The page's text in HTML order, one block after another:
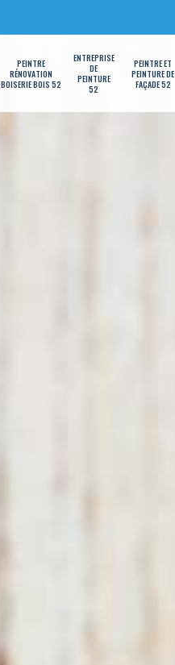
PEINTRE
RÉNOVATION
BOISERIE BOIS 52
ENTREPRISE
DE
PEINTURE
52
PEINTRE ET
PEINTURE DE
FAÇADE 52